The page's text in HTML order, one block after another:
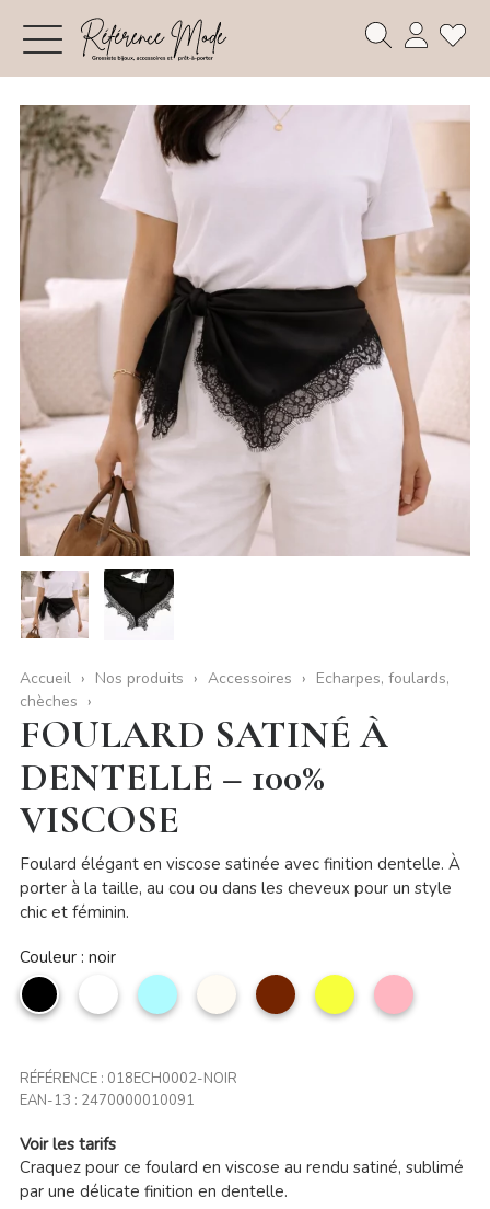
Accueil Nos produits Accessoires
Echarpes, foulards,
chèches
FOULARD SATINÉ À
DENTELLE – 100%
VISCOSE
Foulard élégant en viscose satinée avec finition dentelle. À
porter à la taille, au cou ou dans les cheveux pour un style
chic et féminin.
Couleur : noir
noir Blanc
Bleu
ciel
Beige Marron Citron
Rose
clair
RÉFÉRENCE : 018ECH0002-NOIR
EAN-13 : 2470000010091
Voir les tarifs
Craquez pour ce foulard en viscose au rendu satiné, sublimé
par une délicate finition en dentelle.